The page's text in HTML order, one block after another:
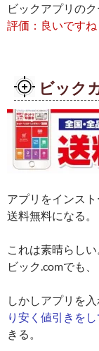
ビックアプリの
評価：良いですね
ビック
アプリをインス
送料無料になる。
これは素晴らしい
ビック.comでも
しかしアプリを
り安く値引きを
きる。